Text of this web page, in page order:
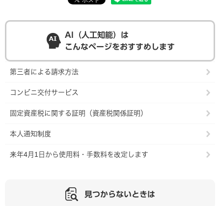
AI（人工知能）は
こんなページをおすすめします
第三者による請求方法
コンビニ交付サービス
固定資産税に関する証明（資産税関係証明）
本人通知制度
来年4月1日から使用料・手数料を改定します
見つからないときは